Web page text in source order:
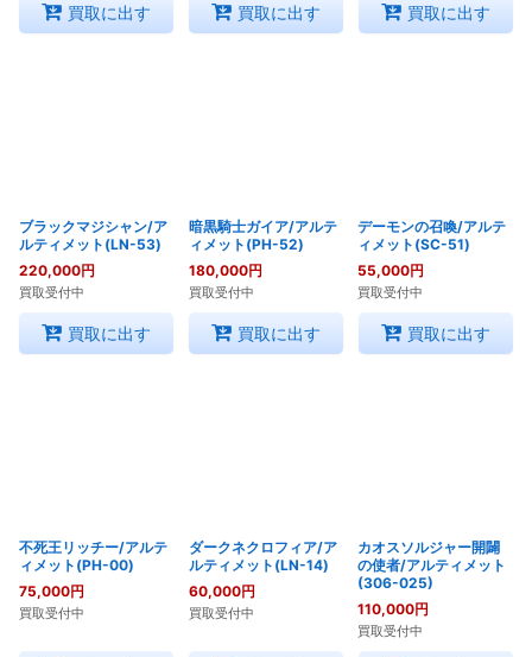
買取に出す 買取に出す 買取に出す
ブラックマジシャン/ア
ルティメット(LN-53)
220,000円
買取受付中
買取に出す
暗黒騎士ガイア/アルテ
ィメット(PH-52)
180,000円
買取受付中
買取に出す
デーモンの召喚/アルテ
ィメット(SC-51)
55,000円
買取受付中
買取に出す
不死王リッチー/アルテ
ィメット(PH-00)
75,000円
買取受付中
ダークネクロフィア/ア
ルティメット(LN-14)
60,000円
買取受付中
カオスソルジャー開闢
の使者/アルティメット
(306-025)
110,000円
買取受付中